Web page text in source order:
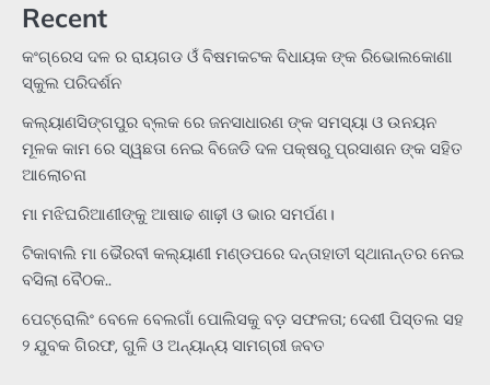
Recent
କଂଗ୍ରେସ ଦଳ ର ରାୟଗଡ ଓଁ ବିଷମକଟକ ବିଧାୟକ ଙ୍କ ରିଭୋଲକୋଣା
ସ୍କୁଲ ପରିଦର୍ଶନ
କଲ୍ୟାଣସିଙ୍ଗପୁର ବ୍ଲକ ରେ ଜନସାଧାରଣ ଙ୍କ ସମସ୍ୟା ଓ ଉନୟନ
ମୂଳକ କାମ ରେ ସ୍ୱଛତା ନେଇ ବିଜେଡି ଦଳ ପକ୍ଷରୁ ପ୍ରସାଶନ ଙ୍କ ସହିତ
ଆଲୋଚନା
ମା ମଝିଘରିଆଣୀଙ୍କୁ ଆଷାଢ ଶାଢ଼ୀ ଓ ଭାର ସମର୍ପଣ।
ଟିକାବାଲି ମା ଭୈରବୀ କଲ୍ୟାଣୀ ମଣ୍ଡପରେ ଦନ୍ତାହାତୀ ସ୍ଥାନାନ୍ତର ନେଇ
ବସିଲା ବୈଠକ..
ପେଟ୍ରୋଲିଂ ବେଳେ ବେଲଗାଁ ପୋଲିସକୁ ବଡ଼ ସଫଳତା; ଦେଶୀ ପିସ୍ତଲ ସହ
୨ ଯୁବକ ଗିରଫ, ଗୁଳି ଓ ଅନ୍ୟାନ୍ୟ ସାମଗ୍ରୀ ଜବତ